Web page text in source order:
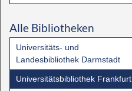
Alle Bibliotheken
Universitäts- und
Landesbibliothek Darmstadt
Universitätsbibliothek Frankfurt